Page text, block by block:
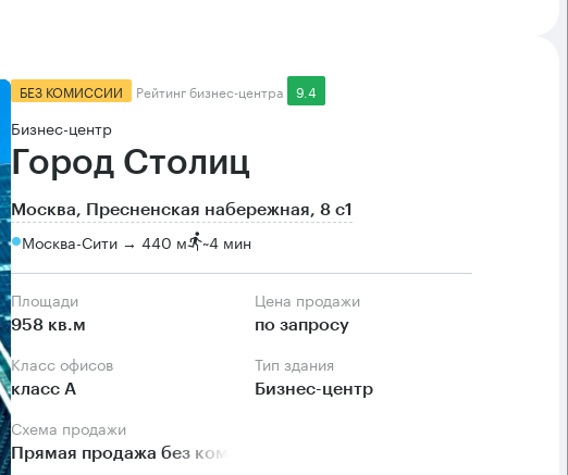
БЕЗ КОМИССИИ Рейтинг бизнес-центра 9.4
Бизнес-центр
Город Столиц
Москва, Пресненская набережная, 8 с1
Москва-Сити → 440 м ~4 мин
Площади
958 кв.м
Цена продажи
по запросу
Класс офисов
класс А
Тип здания
Бизнес-центр
Схема продажи
Прямая продажа без комиссии